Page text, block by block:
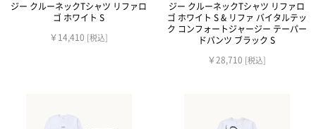
ジー クルーネックTシャツ リファロ
ゴ ホワイト S
￥14,410 [税込]
ジー クルーネックTシャツ リファロ
ゴ ホワイト S & リファ バイタルテッ
ク コンフォートジャージー テーパー
ドパンツ ブラック S
￥28,710 [税込]